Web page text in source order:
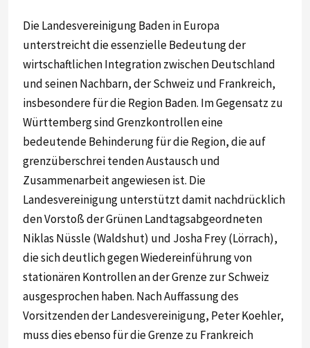
Die Landesvereinigung Baden in Europa
unterstreicht die essenzielle Bedeutung der
wirtschaftlichen Integration zwischen Deutschland
und seinen Nachbarn, der Schweiz und Frankreich,
insbesondere für die Region Baden. Im Gegensatz zu
Württemberg sind Grenzkontrollen eine
bedeutende Behinderung für die Region, die auf
grenzüberschrei tenden Austausch und
Zusammenarbeit angewiesen ist. Die
Landesvereinigung unterstützt damit nachdrücklich
den Vorstoß der Grünen Landtagsabgeordneten
Niklas Nüssle (Waldshut) und Josha Frey (Lörrach),
die sich deutlich gegen Wiedereinführung von
stationären Kontrollen an der Grenze zur Schweiz
ausgesprochen haben. Nach Auffassung des
Vorsitzenden der Landesvereinigung, Peter Koehler,
muss dies ebenso für die Grenze zu Frankreich